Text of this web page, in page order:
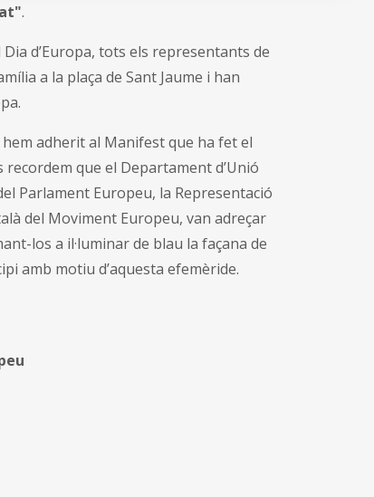
.
d’Europa, tots els representants de
a la plaça de Sant Jaume i han
adherit al Manifest que ha fet el
que el Departament d’Unió
Parlament Europeu, la Representació
del Moviment Europeu, van adreçar
los a il·luminar de blau la façana de
amb motiu d’aquesta efemèride.